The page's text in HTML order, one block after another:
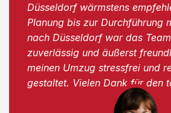
Düsseldorf wärmstens
Planung bis zur Durchführung
nach Düsseldorf war das
zuverlässig und äußerst
meinen Umzug stressfrei und
gestaltet. Vielen Dank für den